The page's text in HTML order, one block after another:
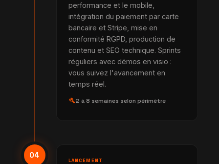
performance et le mobile,
intégration du paiement par carte
bancaire et Stripe, mise en
conformité RGPD, production de
contenu et SEO technique. Sprints
réguliers avec démos en visio :
vous suivez l'avancement en
temps réel.
build2 à 8 semaines selon périmètre
04
LANCEMENT